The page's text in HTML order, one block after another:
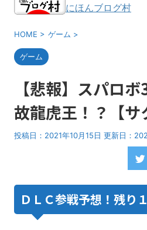
にほんブログ村
HOME > ゲーム >
ゲーム
【悲報】スパロ
故龍虎王！？【サ
投稿日：2021年10月15日 更新日：
ＤＬＣ参戦予想！残り